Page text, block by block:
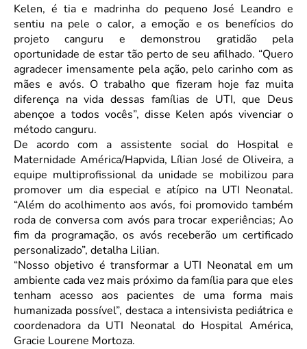
Kelen, é tia e madrinha do pequeno José Leandro e
sentiu na pele o calor, a emoção e os benefícios do
projeto canguru e demonstrou gratidão pela
oportunidade de estar tão perto de seu afilhado. “Quero
agradecer imensamente pela ação, pelo carinho com as
mães e avós. O trabalho que fizeram hoje faz muita
diferença na vida dessas famílias de UTI, que Deus
abençoe a todos vocês”, disse Kelen após vivenciar o
método canguru.
De acordo com a assistente social do Hospital e
Maternidade América/Hapvida, Lílian José de Oliveira, a
equipe multiprofissional da unidade se mobilizou para
promover um dia especial e atípico na UTI Neonatal.
“Além do acolhimento aos avós, foi promovido também
roda de conversa com avós para trocar experiências; Ao
fim da programação, os avós receberão um certificado
personalizado”, detalha Lilian.
“Nosso objetivo é transformar a UTI Neonatal em um
ambiente cada vez mais próximo da família para que eles
tenham acesso aos pacientes de uma forma mais
humanizada possível”, destaca a intensivista pediátrica e
coordenadora da UTI Neonatal do Hospital América,
Gracie Lourene Mortoza.